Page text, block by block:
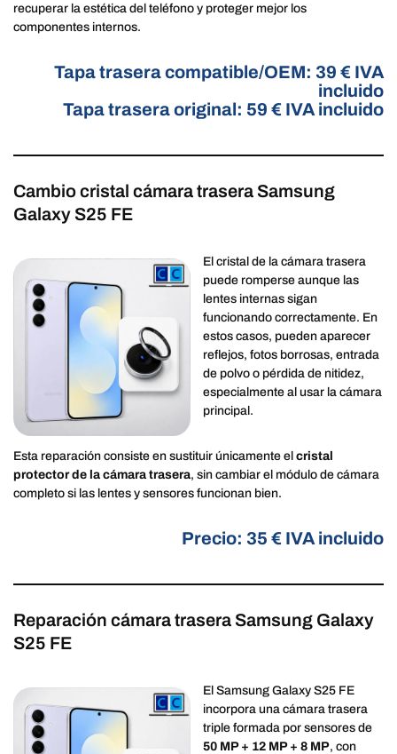
recuperar la estética del teléfono y proteger mejor los
componentes internos.
Tapa trasera compatible/OEM: 39 € IVA
incluido
Tapa trasera original: 59 € IVA incluido
Cambio cristal cámara trasera Samsung
Galaxy S25 FE
El cristal de la cámara trasera
puede romperse aunque las
lentes internas sigan
funcionando correctamente. En
estos casos, pueden aparecer
reflejos, fotos borrosas, entrada
de polvo o pérdida de nitidez,
especialmente al usar la cámara
principal.
Esta reparación consiste en sustituir únicamente el cristal
protector de la cámara trasera, sin cambiar el módulo de cámara
completo si las lentes y sensores funcionan bien.
Precio: 35 € IVA incluido
Reparación cámara trasera Samsung Galaxy
S25 FE
El Samsung Galaxy S25 FE
incorpora una cámara trasera
triple formada por sensores de
50 MP + 12 MP + 8 MP, con